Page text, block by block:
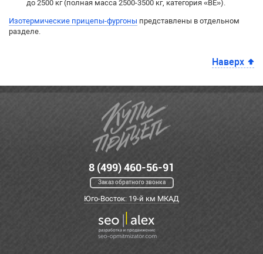
до 2500 кг (полная масса 2500-3500 кг, категория «BE»).
Изотермические прицепы-фургоны представлены в отдельном
разделе.
Наверх
8 (499) 460-56-91
Заказ обратного звонка
Юго-Восток: 19-й км МКАД